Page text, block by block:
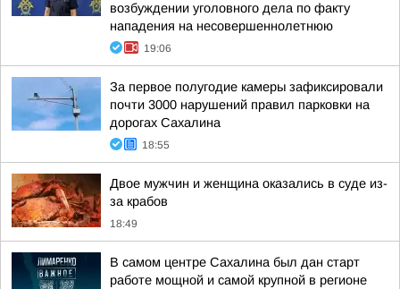
возбуждении уголовного дела по факту
нападения на несовершеннолетнюю
19:06
За первое полугодие камеры зафиксировали
почти 3000 нарушений правил парковки на
дорогах Сахалина
18:55
Двое мужчин и женщина оказались в суде из-
за крабов
18:49
В самом центре Сахалина был дан старт
работе мощной и самой крупной в регионе